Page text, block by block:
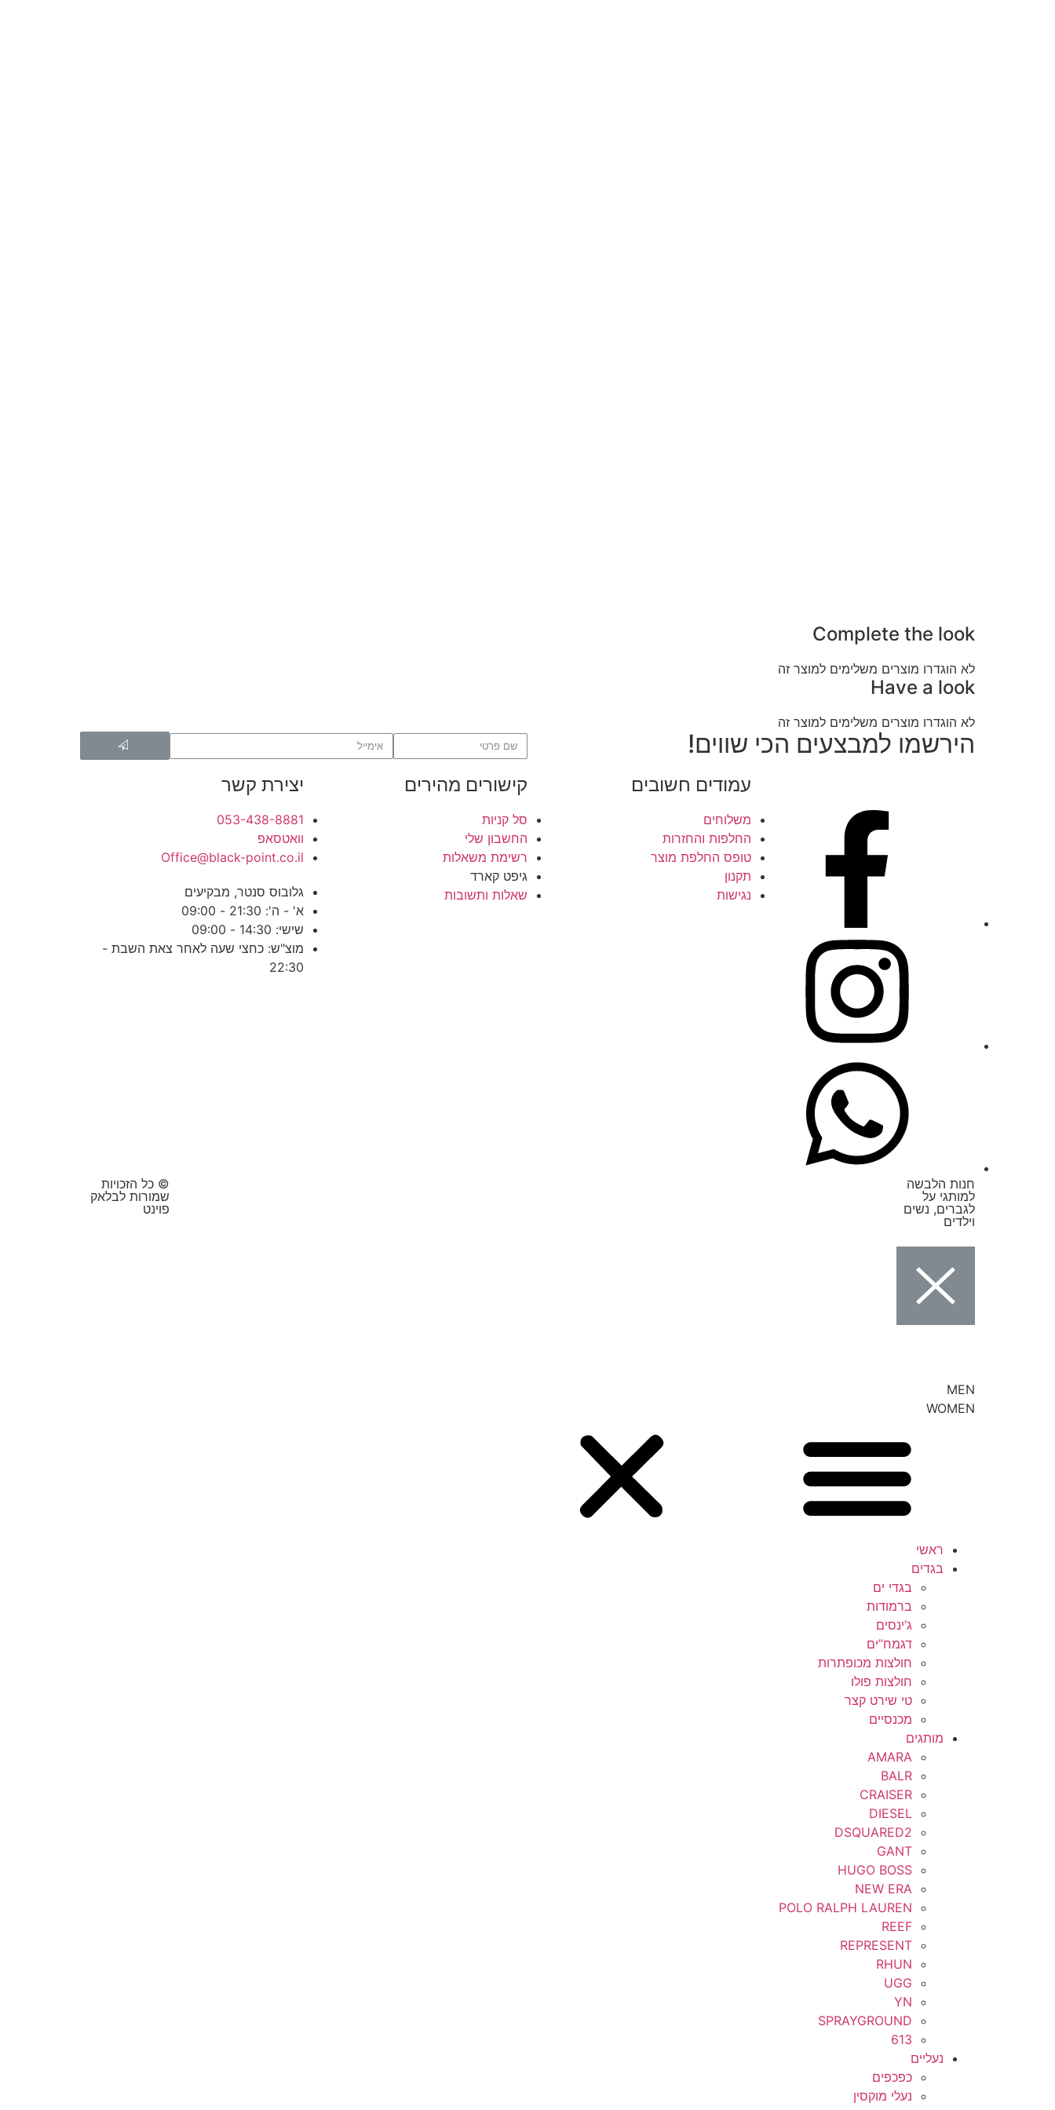
Complete the look
לא הוגדרו מוצרים משלימים למוצר זה
Have a look
לא הוגדרו מוצרים משלימים למוצר זה
הירשמו למבצעים הכי שווים!
עמודים חשובים
משלוחים
החלפות והחזרות
טופס החלפת מוצר
תקנון
נגישות
קישורים מהירים
סל קניות
החשבון שלי
רשימת משאלות
גיפט קארד
שאלות ותשובות
יצירת קשר
053-438-8881
וואטסאפ
Office@black-point.co.il
גלובוס סנטר, מבקיעים
א' - ה': 21:30 - 09:00
שישי: 14:30 - 09:00
מוצ"ש: כחצי שעה לאחר צאת השבת -
22:30
חנות הלבשה
למותגי על
לגברים, נשים
וילדים
© כל הזכויות
שמורות לבלאק
פוינט
MEN
WOMEN
ראשי
בגדים
בגדי ים
ברמודות
ג’ינסים
דגמח”ים
חולצות מכופתרות
חולצות פולו
טי שירט קצר
מכנסיים
מותגים
AMARA
BALR
CRAISER
DIESEL
DSQUARED2
GANT
HUGO BOSS
NEW ERA
POLO RALPH LAUREN
REEF
REPRESENT
RHUN
UGG
YN
SPRAYGROUND
613
נעליים
כפכפים
נעלי מוקסין